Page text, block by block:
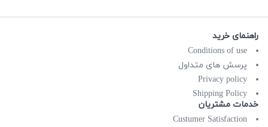
راهنمای خرید
Conditions of use
پرسش های متداول
Privacy policy
Shipping Policy
خدمات مشتریان
Custumer Satisfaction